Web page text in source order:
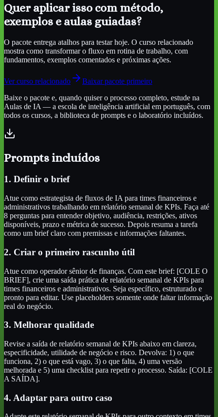
Quer aplicar isso com método,
exemplos e aulas guiadas?
O pacote entrega atalhos para testar hoje. O curso relacionado
mostra como transformar o fluxo em rotina de trabalho, com
fundamentos, exemplos comentados e próximas ações.
Ver curso relacionado
Baixar pacote primeiro
Baixe o pacote e, quando quiser o processo completo, estude na
Aulas de IA — a escola de inteligência artificial em português, com
todos os cursos, a biblioteca de prompts e o laboratório incluídos.
Prompts incluídos
1. Definir o brief
Atue como estrategista de fluxos de IA para times financeiros e
administrativos trabalhando em relatório semanal de KPIs. Faça até
8 perguntas para entender objetivo, audiência, restrições, ativos
disponíveis, prazo e métrica de sucesso. Depois resuma a tarefa
como um brief claro com premissas e informações faltantes.
2. Criar o primeiro rascunho útil
Atue como operador sênior de finanças. Com este brief: [COLE O
BRIEF], crie uma saída prática de relatório semanal de KPIs para
times financeiros e administrativos. Seja específico, estruturado e
pronto para editar. Use placeholders somente onde faltar informação
real do negócio.
3. Melhorar qualidade
Revise a saída de relatório semanal de KPIs abaixo em clareza,
especificidade, utilidade de negócio e risco. Devolva: 1) o que
funciona, 2) o que está vago, 3) o que falta, 4) uma versão
melhorada e 5) uma checklist para repetir o processo. Saída: [COLE
A SAÍDA].
4. Adaptar para outro caso